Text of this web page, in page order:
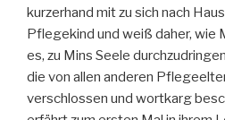
kurzerhand mit zu sich nach
Pflegekind und weiß daher, wie
es, zu Mins Seele
die von allen anderen
verschlossen und wortkarg